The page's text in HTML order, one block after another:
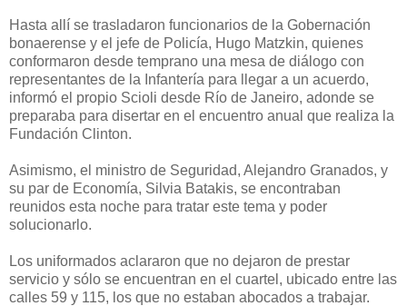
Hasta allí se trasladaron funcionarios de la Gobernación
bonaerense y el jefe de Policía, Hugo Matzkin, quienes
conformaron desde temprano una mesa de diálogo con
representantes de la Infantería para llegar a un acuerdo,
informó el propio Scioli desde Río de Janeiro, adonde se
preparaba para disertar en el encuentro anual que realiza la
Fundación Clinton.
Asimismo, el ministro de Seguridad, Alejandro Granados, y
su par de Economía, Silvia Batakis, se encontraban
reunidos esta noche para tratar este tema y poder
solucionarlo.
Los uniformados aclararon que no dejaron de prestar
servicio y sólo se encuentran en el cuartel, ubicado entre las
calles 59 y 115, los que no estaban abocados a trabajar.